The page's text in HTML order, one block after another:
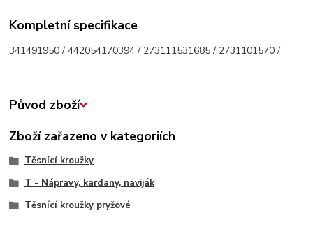
Kompletní specifikace
341491950 / 442054170394 / 273111531685 / 2731101570 /
Původ zboží
Zboží zařazeno v kategoriích
Těsnící kroužky
T - Nápravy, kardany, naviják
Těsnící kroužky pryžové